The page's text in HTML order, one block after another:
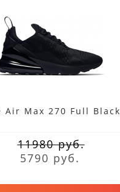
Air Max 270 Full Black
11980 руб.
5790 руб.